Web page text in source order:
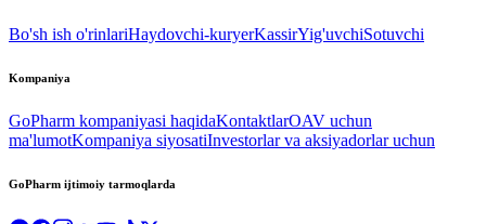
Bo'sh ish o'rinlariHaydovchi-kuryerKassirYig'uvchiSotuvchi
Kompaniya
GoPharm kompaniyasi haqidaKontaktlarOAV uchun
ma'lumotKompaniya siyosatiInvestorlar va aksiyadorlar uchun
GoPharm ijtimoiy tarmoqlarda